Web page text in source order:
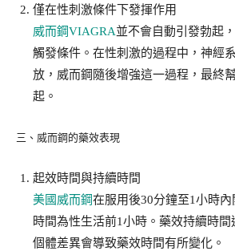
僅在性刺激條件下發揮作用
威而鋼VIAGRA並不會自動引發勃起
觸發條件。在性刺激的過程中，神經
放，威而鋼隨後增強這一過程，最終
起。
三、威而鋼的藥效表現
起效時間與持續時間
美國威而鋼在服用後30分鐘至1小時
時間為性生活前1小時。藥效持續時
個體差異會導致藥效時間有所變化。